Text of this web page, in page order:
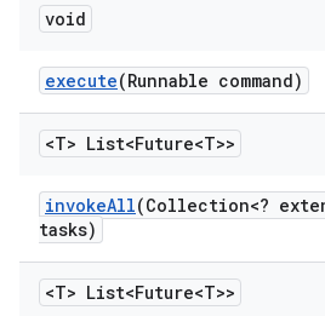
void
execute(Runnable command)
<T> List<Future<T>>
invokeAll(Collection<?
tasks)
<T> List<Future<T>>